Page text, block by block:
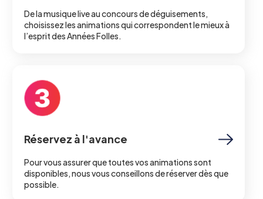
De la musique live au concours de déguisements,
choisissez les animations qui correspondent le mieux à
l’esprit des Années Folles.
Réservez à l'avance
Pour vous assurer que toutes vos animations sont
disponibles, nous vous conseillons de réserver dès que
possible.